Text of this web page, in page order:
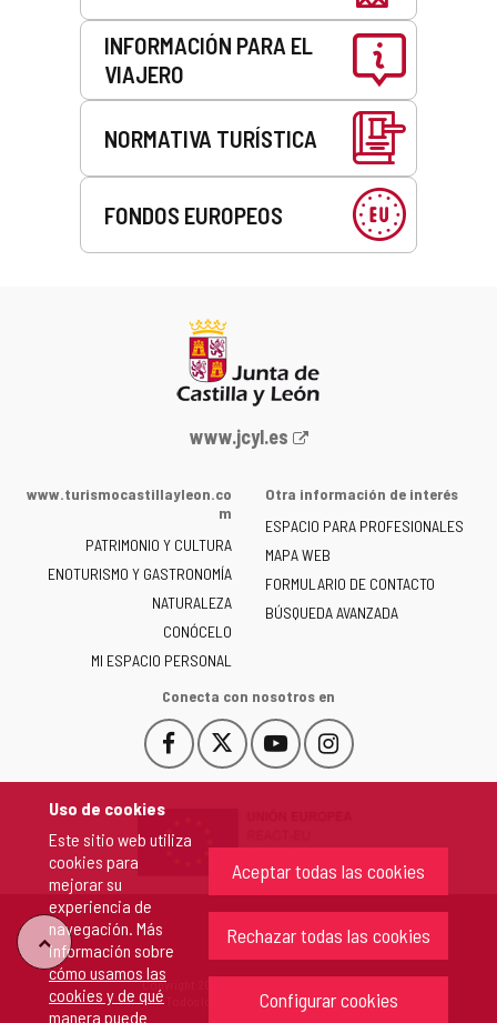
Uso de cookies
Este sitio web utiliza
cookies para
mejorar su
experiencia de
navegación. Más
información sobre
cómo usamos las
cookies y de qué
manera puede
Aceptar todas las cookies
Rechazar todas las cookies
Configurar cookies
INFORMACIÓN PARA EL
VIAJERO
NORMATIVA TURÍSTICA
FONDOS EUROPEOS
Portal
Junta
de
Castilla
y
León
-
www.jcyl.es
www.turismocastillayleon.co
m
PATRIMONIO Y CULTURA
ENOTURISMO Y GASTRONOMÍA
NATURALEZA
CONÓCELO
MI ESPACIO PERSONAL
Otra información de interés
ESPACIO PARA PROFESIONALES
MAPA WEB
FORMULARIO DE CONTACTO
BÚSQUEDA AVANZADA
Conecta con nosotros en
Facebook
Este
enlace
en
nueva.
Este
enlace
una
ventana
nueva.
YouTube
Este
enlace
una
nueva.
Instagram
Este
enlace
una
nueva.
"Volver
arriba"
Copyright 2026 - Junta de Castilla y León
Todos los derechos reservados.